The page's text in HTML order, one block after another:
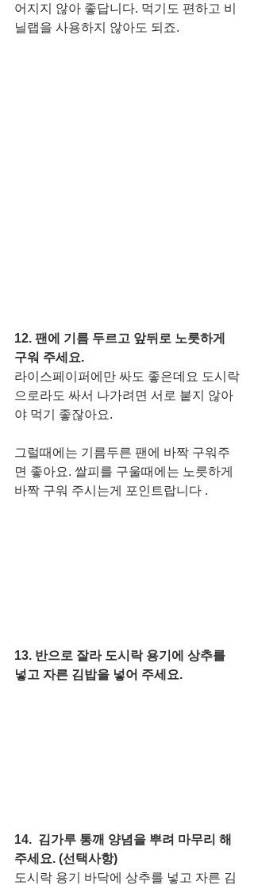
어지지 않아 좋답니다. 먹기도 편하고 비
닐랩을 사용하지 않아도 되죠.
12. 팬에 기름 두르고 앞뒤로 노릇하게
구워 주세요.
라이스페이퍼에만 싸도 좋은데요 도시락
으로라도 싸서 나가려면 서로 붙지 않아
야 먹기 좋잖아요.
그럴때에는 기름두른 팬에 바짝 구워주
면 좋아요. 쌀피를 구울때에는 노릇하게
바짝 구워 주시는게 포인트랍니다 .
13. 반으로 잘라 도시락 용기에 상추를
넣고 자른 김밥을 넣어 주세요.
14.  김가루 통깨 양념을 뿌려 마무리 해
주세요. (선택사항)
도시락 용기 바닥에 상추를 넣고 자른 김